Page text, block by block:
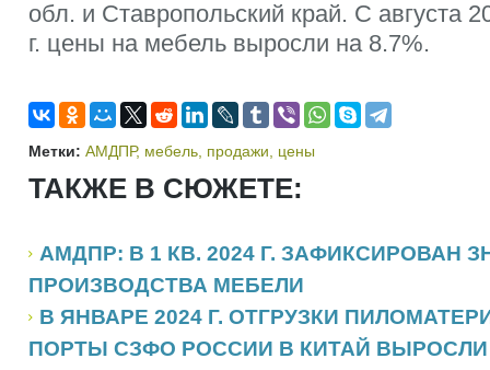
обл. и Ставропольский край. С августа
г. цены на мебель выросли на 8.7%.
Метки: АМДПР, мебель продажи цены
ТАКЖЕ В СЮЖЕТЕ:
АМДПР: В 1 КВ. 2024 Г. ЗАФИКСИРОВАН
ПРОИЗВОДСТВА МЕБЕЛИ
В ЯНВАРЕ 2024 Г. ОТГРУЗКИ
ПОРТЫ СЗФО РОССИИ В КИТАЙ ВЫРОСЛИ